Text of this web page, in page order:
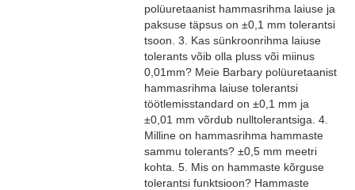
polüuretaanist hammasrihma laiuse ja
paksuse täpsus on ±0,1 mm tolerantsi
tsoon. 3. Kas sünkroonrihma laiuse
tolerants võib olla pluss või miinus
0,01mm? Meie Barbary polüuretaanist
hammasrihma laiuse tolerantsi
töötlemisstandard on ±0,1 mm ja
±0,01 mm võrdub nulltolerantsiga. 4.
Milline on hammasrihma hammaste
sammu tolerants? ±0,5 mm meetri
kohta. 5. Mis on hammaste kõrguse
tolerantsi funktsioon? Hammaste